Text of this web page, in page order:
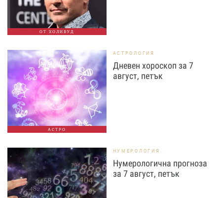
ОТ ХОЛИВУД
АСТРО
АСТРОЛОГИЯ
Дневен хороскоп за 7
август, петък
НУМЕРОЛОГИЯ
Нумерологична прогноза
за 7 август, петък